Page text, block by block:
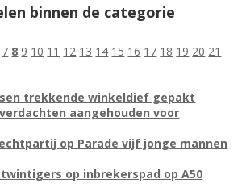
binnen de categorie
7 8 9 10 11 12 13 14 15 16 17 18 19 20 21
trekkende winkeldief gepakt
aangehouden voor
op Parade vijf jonge mannen
op inbrekerspad op A50